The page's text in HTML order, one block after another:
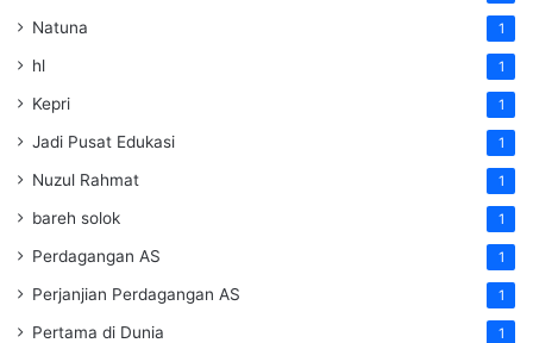
Natuna 1
hl 1
Kepri 1
Jadi Pusat Edukasi 1
Nuzul Rahmat 1
bareh solok 1
Perdagangan AS 1
Perjanjian Perdagangan AS 1
Pertama di Dunia 1